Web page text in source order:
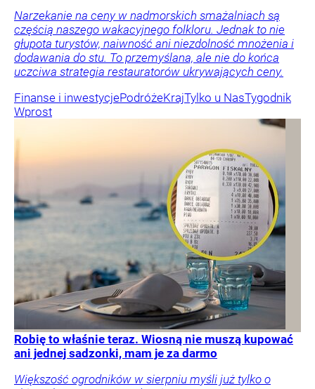
Narzekanie na ceny w nadmorskich smażalniach są
częścią naszego wakacyjnego folkloru. Jednak to nie
głupota turystów, naiwność ani niezdolność mnożenia i
dodawania do stu. To przemyślana, ale nie do końca
uczciwa strategia restauratorów ukrywających ceny.
Finanse i inwestycjePodróżeKrajTylko u NasTygodnik
Wprost
Robię to właśnie teraz. Wiosną nie muszą kupować
ani jednej sadzonki, mam je za darmo
Większość ogrodników w sierpniu myśli już tylko o